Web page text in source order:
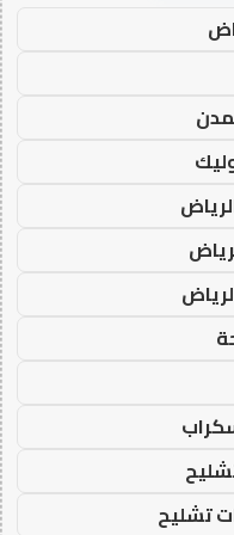
تشليح